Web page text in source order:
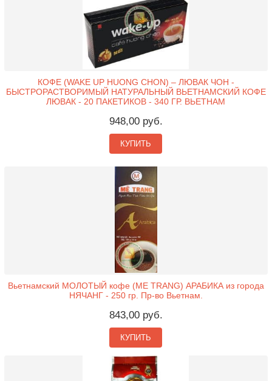
КОФЕ (WAKE UP HUONG CHON) – ЛЮВАК ЧОН -
БЫСТРОРАСТВОРИМЫЙ НАТУРАЛЬНЫЙ ВЬЕТНАМСКИЙ КОФЕ
ЛЮВАК - 20 ПАКЕТИКОВ - 340 ГР. ВЬЕТНАМ
948,00 руб.
КУПИТЬ
Вьетнамский МОЛОТЫЙ кофе (ME TRANG) АРАБИКА из города
НЯЧАНГ - 250 гр. Пр-во Вьетнам.
843,00 руб.
КУПИТЬ